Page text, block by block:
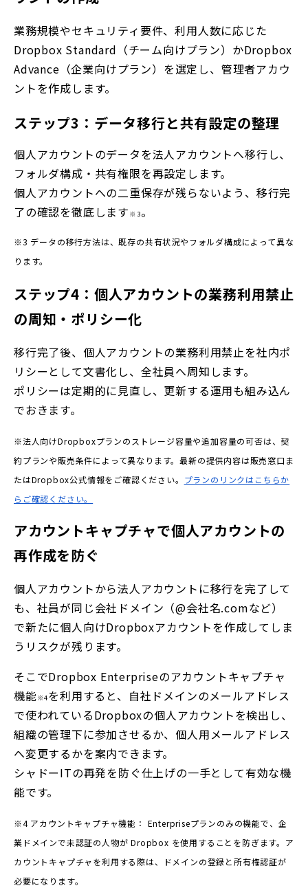
業務規模やセキュリティ要件、利用人数に応じた
Dropbox Standard（チーム向けプラン）かDropbox
Advance（企業向けプラン）を選定し、管理者アカウ
ントを作成します。
ステップ3：データ移行と共有設定の整理
個人アカウントのデータを法人アカウントへ移行し、
フォルダ構成・共有権限を再設定します。
個人アカウントへの二重保存が残らないよう、移行完
了の確認を徹底します ※3。
※3 データの移行方法は、既存の共有状況やフォルダ構成によって異な
ります。
ステップ4：個人アカウントの業務利用禁止
の周知・ポリシー化
移行完了後、個人アカウントの業務利用禁止を社内ポ
リシーとして文書化し、全社員へ周知します。
ポリシーは定期的に見直し、更新する運用も組み込ん
でおきます。
※法人向けDropboxプランのストレージ容量や追加容量の可否は、契
約プランや販売条件によって異なります。最新の提供内容は販売窓口ま
たはDropbox公式情報をご確認ください。 プランのリンクはこちらか
らご確認ください。
アカウントキャプチャで個人アカウントの
再作成を防ぐ
個人アカウントから法人アカウントに移行を完了して
も、社員が同じ会社ドメイン（@会社名.comなど）
で新たに個人向けDropboxアカウントを作成してしま
うリスクが残ります。
そこでDropbox Enterpriseのアカウントキャプチャ
機能※4を利用すると、自社ドメインのメールアドレス
で使われているDropboxの個人アカウントを検出し、
組織の管理下に参加させるか、個人用メールアドレス
へ変更するかを案内できます。
シャドーITの再発を防ぐ仕上げの一手として有効な機
能です。
※4 アカウントキャプチャ機能： Enterpriseプランのみの機能で、企
業ドメインで未認証の人物が Dropbox を使用することを防ぎます。ア
カウントキャプチャを利用する際は、ドメインの登録と所有権認証が
必要になります。